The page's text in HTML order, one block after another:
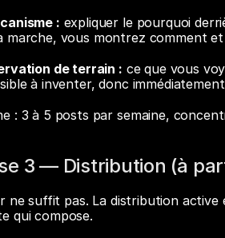
: expliquer le pourquoi
marche, vous montrez comment
de terrain : ce que vous
à inventer, donc
: 3 à 5 posts par semaine,
3 — Distribution (à
ne suffit pas. La distribution
qui compose.